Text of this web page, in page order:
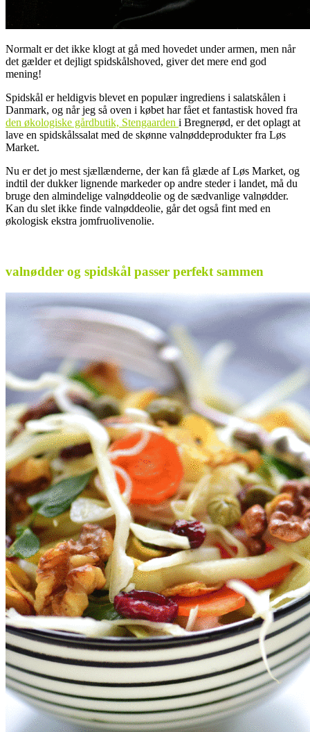
Normalt er det ikke klogt at gå med hovedet under armen, men når
det gælder et dejligt spidskålshoved, giver det mere end god
mening!
Spidskål er heldigvis blevet en populær ingrediens i salatskålen i
Danmark, og når jeg så oven i købet har fået et fantastisk hoved fra
den økologiske gårdbutik, Stengaarden i Bregnerød, er det oplagt at
lave en spidskålssalat med de skønne valnøddeprodukter fra Løs
Market.
Nu er det jo mest sjællænderne, der kan få glæde af Løs Market, og
indtil der dukker lignende markeder op andre steder i landet, må du
bruge den almindelige valnøddeolie og de sædvanlige valnødder.
Kan du slet ikke finde valnøddeolie, går det også fint med en
økologisk ekstra jomfruolivenolie.
valnødder og spidskål passer perfekt sammen